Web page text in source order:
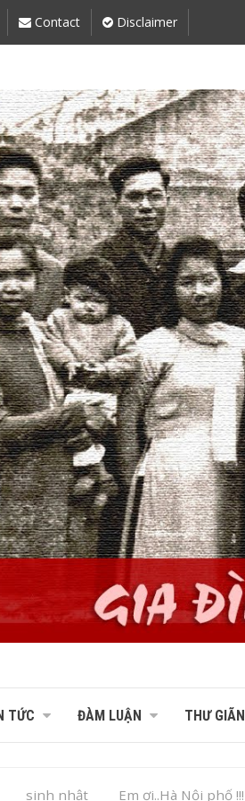
Contact Disclaimer
TỨC ĐÀM LUẬN THƯ GIÃN
sinh nhật Em ơi..Hà Nội phố !!!